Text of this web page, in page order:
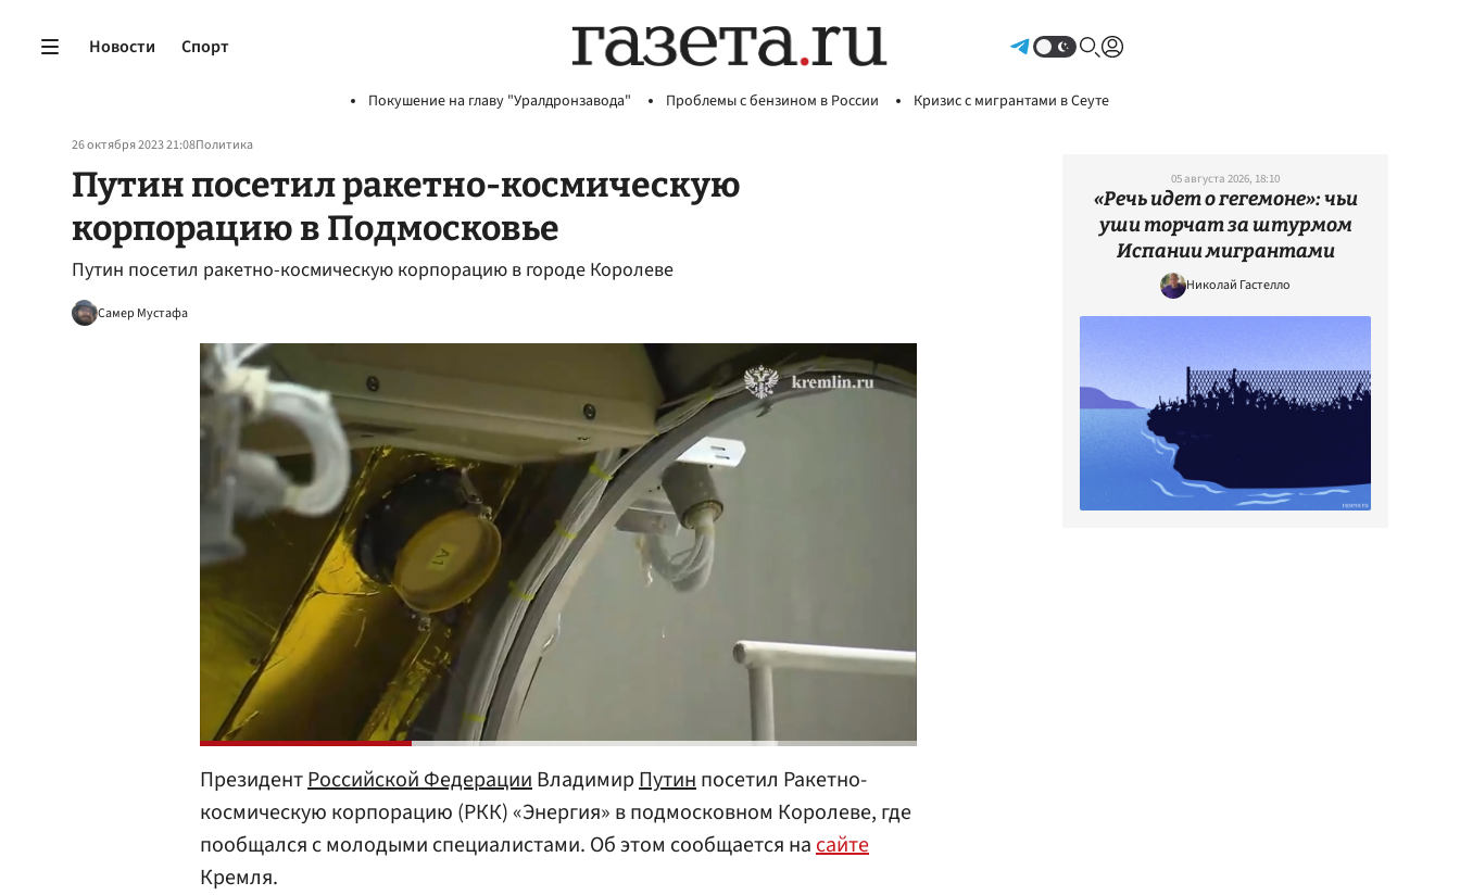
Новости Спорт
Покушение на главу "Уралдронзавода" Проблемы с бензином в России Кризис с мигрантами в Сеуте
26 октября 2023 21:08Политика
Путин посетил ракетно-космическую
корпорацию в Подмосковье
Путин посетил ракетно-космическую корпорацию в городе Королеве
Самер Мустафа
ПрезидентРоссийской ФедерацииВладимирПутинпосетил Ракетно-
космическую корпорацию (РКК) «Энергия» в подмосковном Королеве, где
пообщался с молодыми специалистами. Об этом сообщается насайте
Кремля.
05 августа 2026, 18:10
«Речь идет о гегемоне»: чьи
уши торчат за штурмом
Испании мигрантами
Николай Гастелло